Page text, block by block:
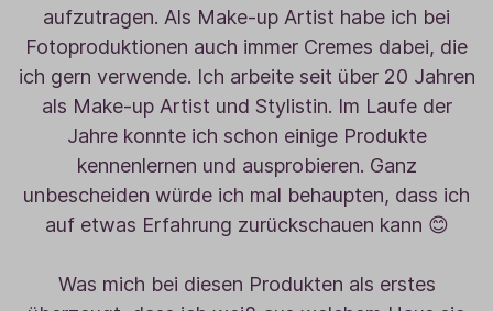
aufzutragen. Als Make-up Artist habe ich bei
Fotoproduktionen auch immer Cremes dabei, die
ich gern verwende. Ich arbeite seit über 20 Jahren
als Make-up Artist und Stylistin. Im Laufe der
Jahre konnte ich schon einige Produkte
kennenlernen und ausprobieren. Ganz
unbescheiden würde ich mal behaupten, dass ich
auf etwas Erfahrung zurückschauen kann 😊
Was mich bei diesen Produkten als erstes